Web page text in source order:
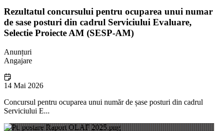
Rezultatul concursului pentru ocuparea unui numar
de sase posturi din cadrul Serviciului Evaluare,
Selectie Proiecte AM (SESP-AM)
Anunțuri
Angajare
14 Mai 2026
Concursul pentru ocuparea unui număr de șase posturi din cadrul
Serviciului E...